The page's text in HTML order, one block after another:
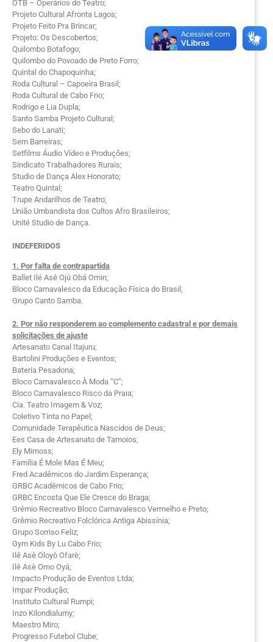
OTB – Operários do Teatro;
Projeto Cultural Afronta Lagos;
Projeto Feito Pra Brincar;
Projeto: Os Descobertos;
Quilombo Botafogo;
Quilombo do Povoado de Preto Forro;
Quintal do Chapoquinha;
Roda Cultural – Capoeira Brasil;
Roda Cultural de Cabo Frio;
Rodrigo e Lia Dupla;
Santo Samba Projeto Cultural;
Sebo do Lanati;
Sem Barreiras;
Setfilms Áudio Vídeo e Produções;
Sindicato Trabalhadores Rurais;
Studio de Dança Alex Honorato;
Teatro Quintal;
Trupe Andarilhos de Teatro;
União Umbandista dos Cultos Afro Brasileiros;
Unité Studio de Dança.
INDEFERIDOS
1. Por falta de contrapartida
Ballet Ilé Asé Ojú Obá Omin;
Bloco Carnavalesco da Educação Física do Brasil;
Grupo Canto Samba.
2. Por não responderem ao complemento cadastral e por demais
solicitações de ajuste
Artesanato Canal Itajuru;
Bartolini Produções e Eventos;
Bateria Pesadona;
Bloco Carnavalesco À Moda “C”;
Bloco Carnavalesco Risco da Praia;
Cia. Teatro Imagem & Voz;
Coletivo Tinta no Papel;
Comunidade Terapêutica Nascidos de Deus;
Ees Casa de Artesanato de Tamoios;
Ely Mimoss;
Família É Mole Mas É Meu;
Fred Acadêmicos do Jardim Esperança;
GRBC Acadêmicos de Cabo Frio;
GRBC Encosta Que Ele Cresce do Braga;
Grêmio Recreativo Bloco Carnavalesco Vermelho e Preto;
Grêmio Recreativo Folclórica Antiga Abissínia;
Grupo Sorriso Feliz;
Gym Kids By Lu Cabo Frio;
Ilê Asè Oloyò Ofarè;
Ilê Asè Omo Oyá;
Impacto Produção de Eventos Ltda;
Impar Produção;
Instituto Cultural Rumpi;
Inzo Kilondialumy;
Maestro Miro;
Progresso Futebol Clube;